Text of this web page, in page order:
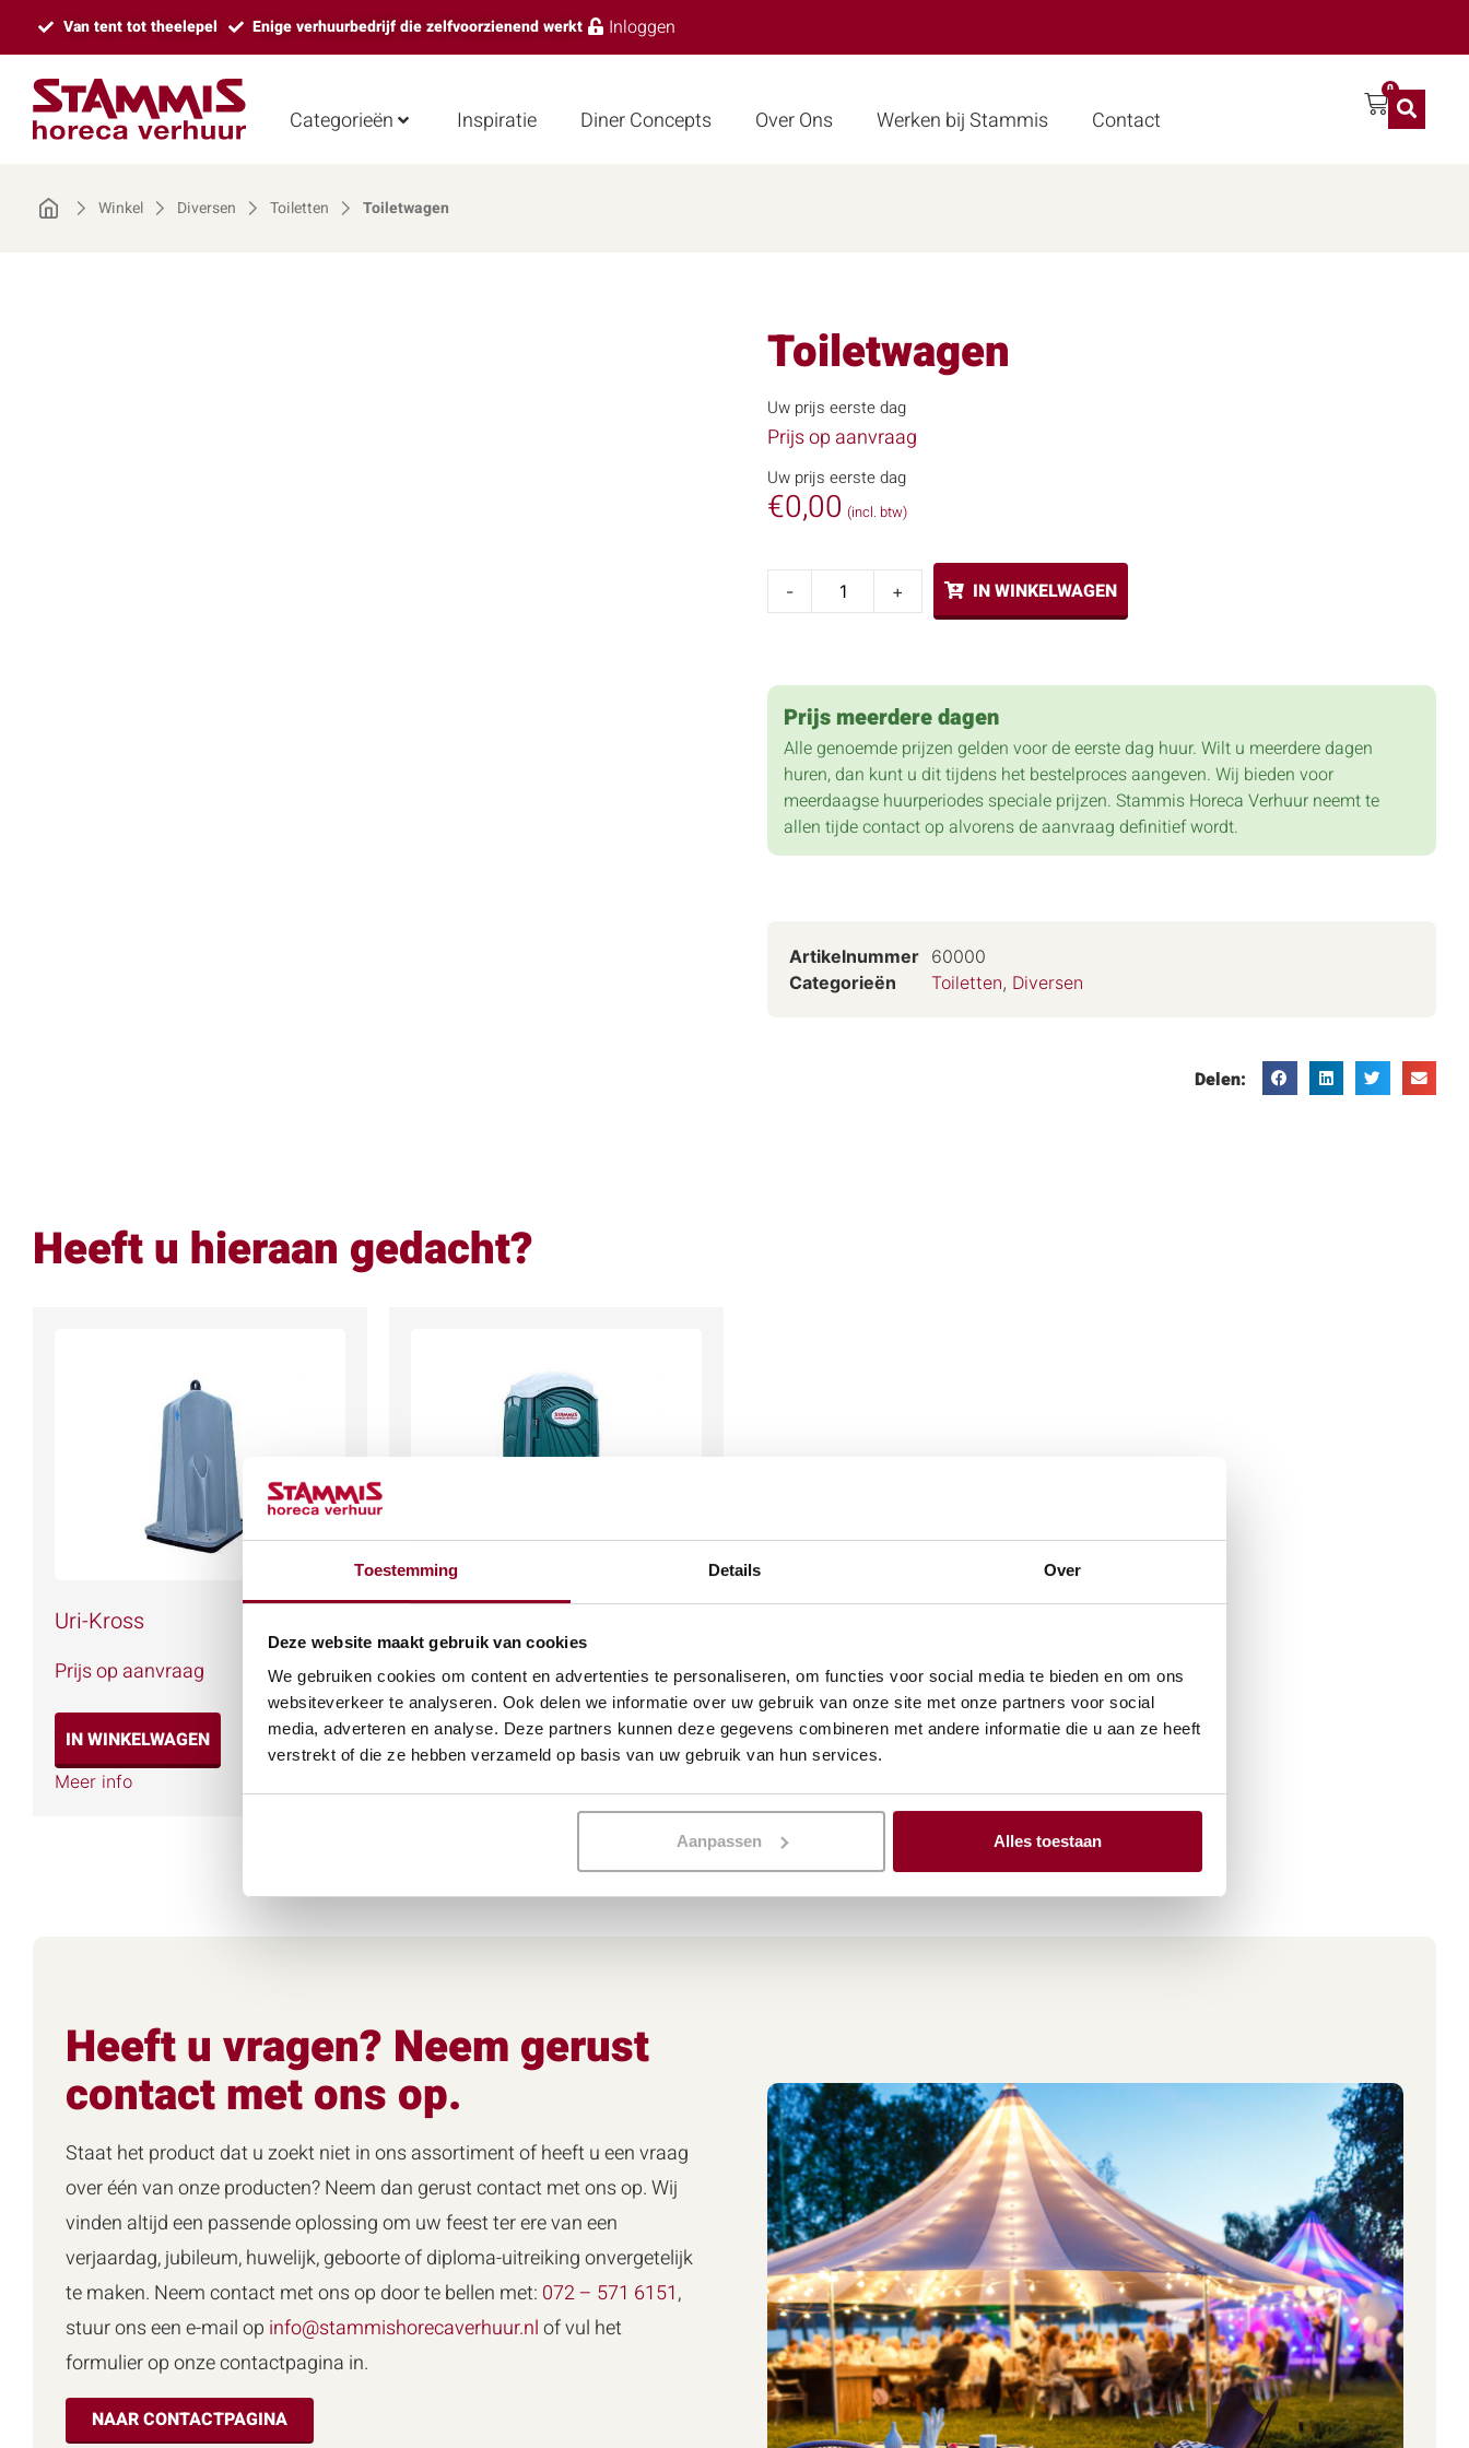
Toestemming Details Over
Deze website maakt gebruik van cookies
We gebruiken cookies om content en advertenties te personaliseren, om functies voor social media te bieden en om ons
websiteverkeer te analyseren. Ook delen we informatie over uw gebruik van onze site met onze partners voor social
media, adverteren en analyse. Deze partners kunnen deze gegevens combineren met andere informatie die u aan ze heeft
verstrekt of die ze hebben verzameld op basis van uw gebruik van hun services.
Aanpassen Alles toestaan
Van tent tot theelepel Enige verhuurbedrijf die zelfvoorzienend werkt Inloggen
Categorieën Inspiratie Diner Concepts Over Ons Werken bij Stammis Contact
0
Winkel Diversen Toiletten Toiletwagen
Toiletwagen
Uw prijs eerste dag
Prijs op aanvraag
Uw prijs eerste dag
€0,00 (incl. btw)
- + IN WINKELWAGEN
Prijs meerdere dagen
Alle genoemde prijzen gelden voor de eerste dag huur. Wilt u meerdere dagen
huren, dan kunt u dit tijdens het bestelproces aangeven. Wij bieden voor
meerdaagse huurperiodes speciale prijzen. Stammis Horeca Verhuur neemt te
allen tijde contact op alvorens de aanvraag definitief wordt.
Artikelnummer 60000
Categorieën
Toiletten, Diversen
Delen:
Heeft u hieraan gedacht?
Uri-Kross
Prijs op aanvraag
IN WINKELWAGEN
Meer info
Prijs op aanvraag
IN WINKELWAGEN
Heeft u vragen? Neem gerust
contact met ons op.
Staat het product dat u zoekt niet in ons assortiment of heeft u een vraag
over één van onze producten? Neem dan gerust contact met ons op. Wij
vinden altijd een passende oplossing om uw feest ter ere van een
verjaardag, jubileum, huwelijk, geboorte of diploma-uitreiking onvergetelijk
te maken. Neem contact met ons op door te bellen met: 072 – 571 6151,
stuur ons een e-mail op info@stammishorecaverhuur.nlof vul het
formulier op onze contactpagina in.
NAAR CONTACTPAGINA